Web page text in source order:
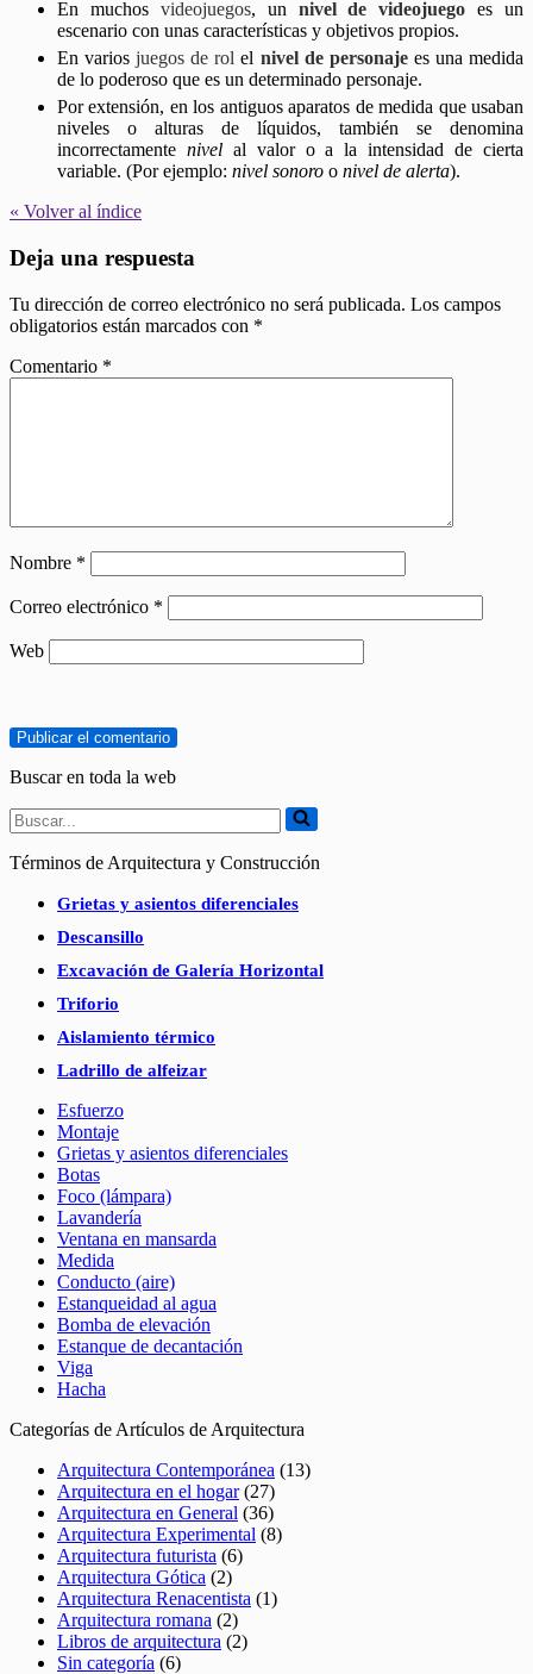
En muchos videojuegos, un nivel de videojuego es un
escenario con unas características y objetivos propios.
En variosjuegos de rol el nivel de personajees una medida
de lo poderoso que es un determinado personaje.
Por extensión, en los antiguos aparatos de medida que usaban
niveles o alturas de líquidos, también se denomina
incorrectamente nivelal valor o a la intensidad de cierta
variable. (Por ejemplo: nivel sonoro o nivel de alerta).
« Volver al índice
Deja una respuesta
Tu dirección de correo electrónico no será publicada. Los campos
obligatorios están marcados con *
Comentario *
Nombre *
Correo electrónico *
Web
Buscar en toda la web
Buscar...
Términos de Arquitectura y Construcción
Grietas y asientos diferenciales
Descansillo
Excavación de Galería Horizontal
Triforio
Aislamiento térmico
Ladrillo de alfeizar
Esfuerzo
Montaje
Grietas y asientos diferenciales
Botas
Foco (lámpara)
Lavandería
Ventana en mansarda
Medida
Conducto (aire)
Estanqueidad al agua
Bomba de elevación
Estanque de decantación
Viga
Hacha
Categorías de Artículos de Arquitectura
Arquitectura Contemporánea (13)
Arquitectura en el hogar(27)
Arquitectura en General (36)
Arquitectura Experimental (8)
Arquitectura futurista (6)
Arquitectura Gótica (2)
Arquitectura Renacentista (1)
Arquitectura romana (2)
Libros de arquitectura (2)
Sin categoría (6)